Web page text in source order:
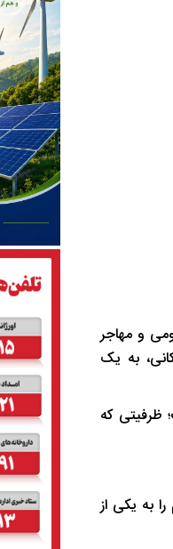
و مهاجر
به یک
ظرفیتی که
به یکی از